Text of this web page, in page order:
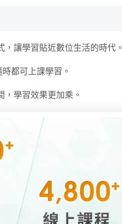
讓學習貼近數位生活的時代。
都可上課學習。
學習效果更加乘。